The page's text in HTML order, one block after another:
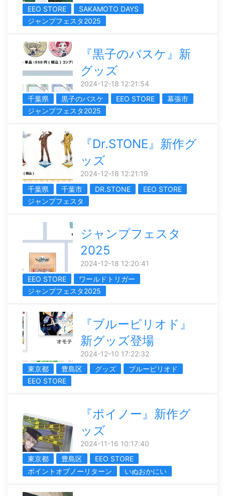
EEO STORE
SAKAMOTO DAYS
ジャンプフェスタ2025
『黒子のバスケ』新
グッズ
2024-12-18 12:21:54
千葉県
黒子のバスケ EEO STORE
幕張市
ジャンプフェスタ2025
『Dr.STONE』新作グ
ッズ
2024-12-18 12:21:19
千葉県
千葉市 DR.STONE
EEO STORE
ジャンプフェスタ
ジャンプフェスタ
2025
2024-12-18 12:20:41
EEO STORE
ワールドトリガー
ジャンプフェスタ2025
『ブルーピリオド』
新グッズ登場
2024-12-10 17:22:32
東京都
豊島区 グッズ
ブルーピリオド
EEO STORE
『ポイノー』新作グ
ッズ
2024-11-16 10:17:40
東京都
豊島区
EEO STORE
ポイントオブノーリターン
いぬおかにい